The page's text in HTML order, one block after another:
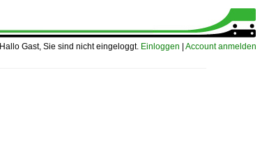
Hallo Gast, Sie sind nicht eingeloggt. Einloggen Account anmelden